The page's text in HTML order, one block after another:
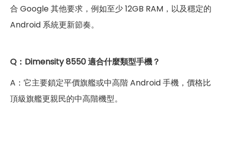
合 Google 其他要求，例如至少 12GB RAM，以及穩定的
Android 系統更新節奏。
Q：Dimensity 8550 適合什麼類型手機？
A：它主要鎖定平價旗艦或中高階 Android 手機，價格比
頂級旗艦更親民的中高階機型。